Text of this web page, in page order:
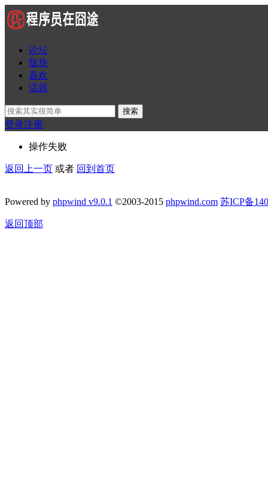
论坛
版块
喜欢
话题
搜索
登录注册
操作失败
返回上一页 或者 回到首页
Powered by phpwind v9.0.1 ©2003-2015 phpwind.com 苏ICP备
返回顶部